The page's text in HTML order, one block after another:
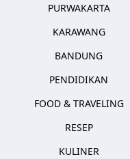
PURWAKARTA
KARAWANG
BANDUNG
PENDIDIKAN
FOOD & TRAVELING
RESEP
KULINER